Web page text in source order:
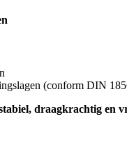
(conform DIN
draagkrachtig en